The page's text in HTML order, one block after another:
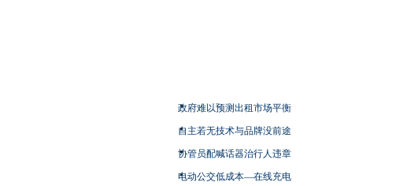
政府难以预测出租市场平衡
自主若无技术与品牌没前途
协管员配喊话器治行人违章
电动公交低成本—在线充电